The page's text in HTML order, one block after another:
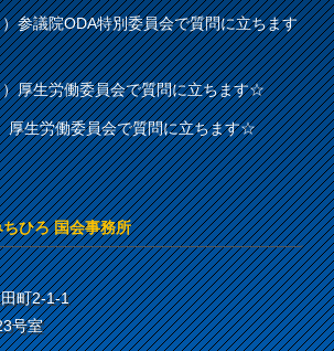
参議院ODA特別委員会で質問に立ちます
厚生労働委員会で質問に立ちます☆
厚生労働委員会で質問に立ちます☆
ひろ 国会事務所
町2-1-1
号室